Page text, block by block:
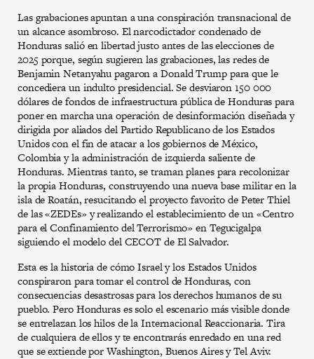
Las grabaciones apuntan a una conspiración transnacional de
un alcance asombroso. El narcodictador condenado de
Honduras salió en libertad justo antes de las elecciones de
2025 porque, según sugieren las grabaciones, las redes de
Benjamin Netanyahu pagaron a Donald Trump para que le
concediera un indulto presidencial. Se desviaron 150 000
dólares de fondos de infraestructura pública de Honduras para
poner en marcha una operación de desinformación diseñada y
dirigida por aliados del Partido Republicano de los Estados
Unidos con el fin de atacar a los gobiernos de México,
Colombia y la administración de izquierda saliente de
Honduras. Mientras tanto, se traman planes para recolonizar
la propia Honduras, construyendo una nueva base militar en la
isla de Roatán, resucitando el proyecto favorito de Peter Thiel
de las «ZEDEs» y realizando el establecimiento de un «Centro
para el Confinamiento del Terrorismo» en Tegucigalpa
siguiendo el modelo del CECOT de El Salvador.
Esta es la historia de cómo Israel y los Estados Unidos
conspiraron para tomar el control de Honduras, con
consecuencias desastrosas para los derechos humanos de su
pueblo. Pero Honduras es solo el escenario más visible donde
se entrelazan los hilos de la Internacional Reaccionaria. Tira
de cualquiera de ellos y te encontrarás enredado en una red
que se extiende por Washington, Buenos Aires y Tel Aviv.